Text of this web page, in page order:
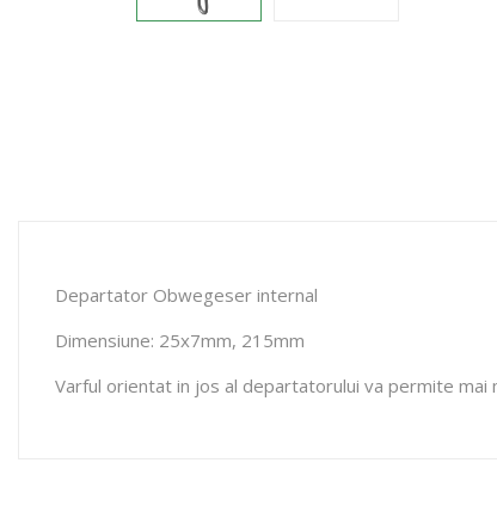
Departator Obwegeser internal
Dimensiune: 25x7mm, 215mm
Varful orientat in jos al departatorului va permite